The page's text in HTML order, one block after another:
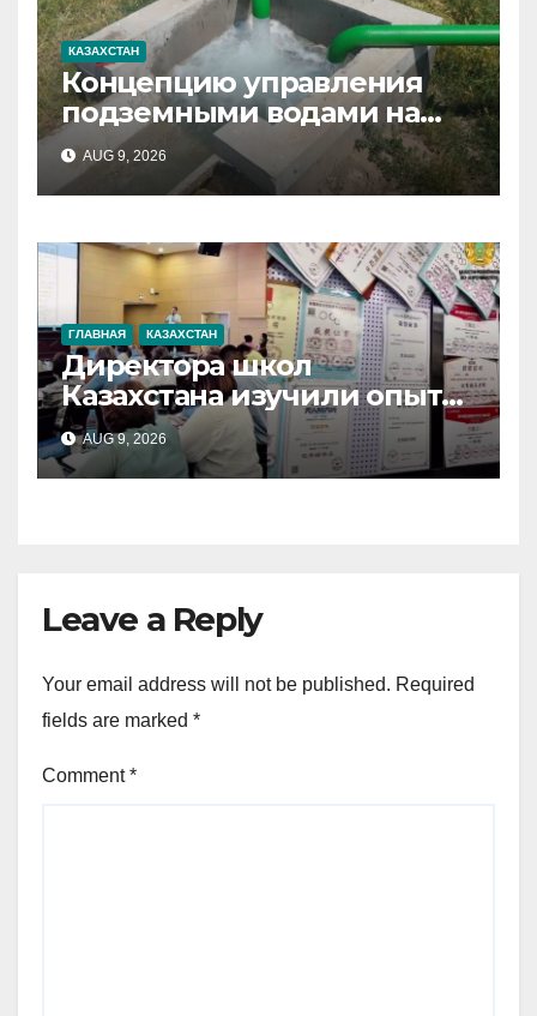
КАЗАХСТАН
Концепцию управления
подземными водами на
2027–2040 годы
разработают в Казахстане
AUG 9, 2026
ГЛАВНАЯ КАЗАХСТАН
Директора школ
Казахстана изучили опыт
Китая по применению ИИ в
образовании
AUG 9, 2026
Leave a Reply
Your email address will not be published. Required
fields are marked *
Comment*